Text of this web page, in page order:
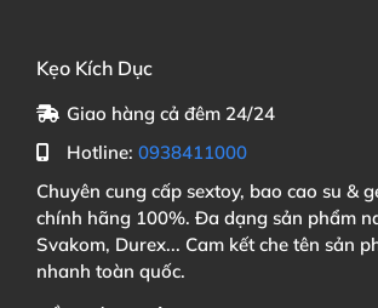
Kẹo Kích Dục
Giao hàng cả đêm 24/24
Hotline: 0938411000
Chuyên cung cấp sextoy, bao cao su &
chính hãng 100%. Đa dạng sản phẩm
Svakom, Durex... Cam kết che tên sản
nhanh toàn quốc.